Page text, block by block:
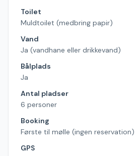
Toilet
Muldtoilet (medbring papir)
Vand
Ja (vandhane eller drikkevand)
Bålplads
Ja
Antal pladser
6 personer
Booking
Første til mølle (ingen reservation)
GPS